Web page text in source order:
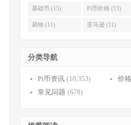
基础币 (15) Pi币价格 (13)
易物 (11) 亚马逊 (11)
分类导航
Pi币资讯 (10,353) 价
常见问题 (678)